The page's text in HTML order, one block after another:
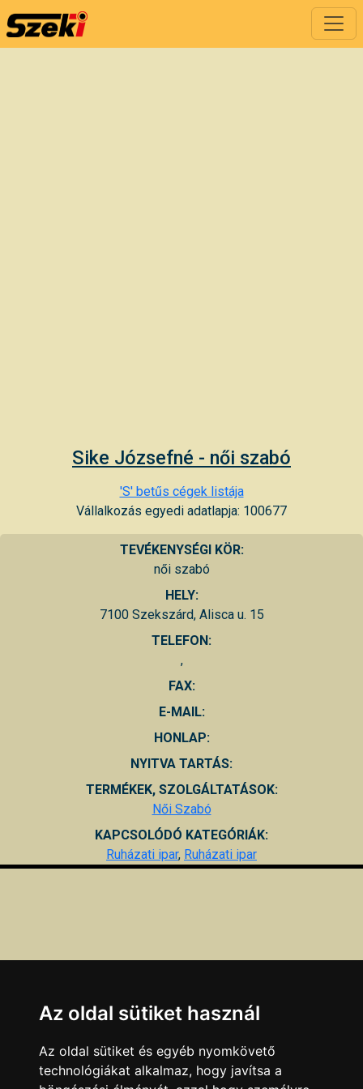
Sike Józsefné - női szabó
'S' betűs cégek listája
Vállalkozás egyedi adatlapja: 100677
TEVÉKENYSÉGI KÖR:
női szabó
HELY:
7100 Szekszárd, Alisca u. 15
TELEFON:
,
FAX:
E-MAIL:
HONLAP:
NYITVA TARTÁS:
TERMÉKEK, SZOLGÁLTATÁSOK:
Női Szabó
KAPCSOLÓDÓ KATEGÓRIÁK:
Ruházati ipar, Ruházati ipar
Az oldal sütiket használ
Az oldal sütiket és egyéb nyomkövető
technológiákat alkalmaz, hogy javítsa a